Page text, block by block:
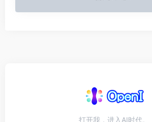
打开我，进入AI时代。